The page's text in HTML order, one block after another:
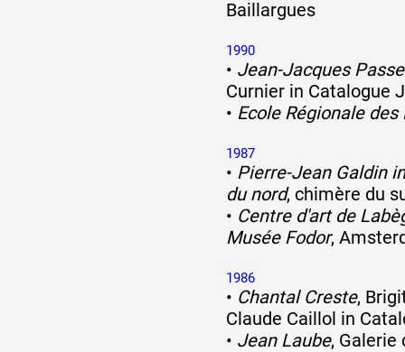
Baillargues
1990
• Jean-Jacques
Curnier in Catalogue
• Ecole Régionale des
1987
• Pierre-Jean Galdin
du nord, chimère du
• Centre d'art de
Musée Fodor,
1986
• Chantal Creste,
Claude Caillol in
• Jean Laube, Galerie